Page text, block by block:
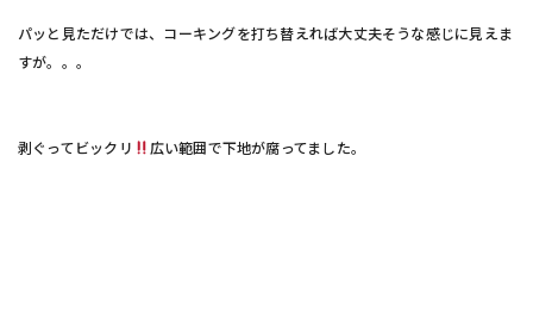
パッと見ただけでは、コーキングを打ち替えれば大丈夫そうな感じに見えま
すが。。。
剥ぐってビックリ 広い範囲で下地が腐ってました。